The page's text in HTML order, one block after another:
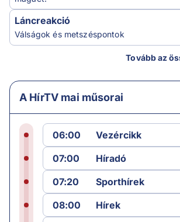
Láncreakció
Válságok és metszéspontok
Tovább az
A HírTV mai műsorai
06:00
Vezércikk
07:00
Híradó
07:20
Sporthírek
08:00
Hírek